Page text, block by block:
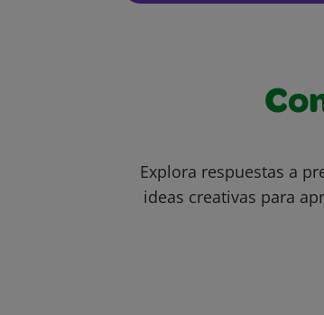
Explora respuestas a
ideas creativas para